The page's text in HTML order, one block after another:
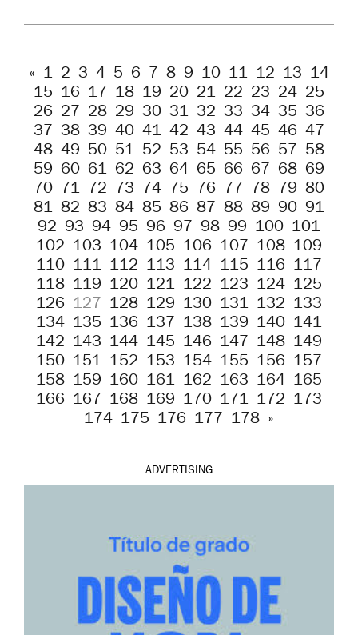
« 1 2 3 4 5 6 7 8 9 10 11 12 13 14
15 16 17 18 19 20 21 22 23 24 25
26 27 28 29 30 31 32 33 34 35 36
37 38 39 40 41 42 43 44 45 46 47
48 49 50 51 52 53 54 55 56 57
58
59 60 61 62 63 64 65 66 67 68 69
70
71 72 73 74 75 76 77 78 79 80
81 82 83 84 85 86 87 88 89 90 91
92 93 94 95 96 97 98 99 100 101
102 103 104 105 106 107 108 109
110 111 112 113 114 115 116 117
118 119 120 121 122 123 124 125
126 127 128 129 130 131 132 133
134 135 136 137 138 139 140 141
142 143 144 145 146 147 148 149
150 151 152 153 154 155 156 157
158 159 160 161 162 163 164 165
166 167 168 169 170 171 172 173
174 175 176 177 178 »
ADVERTISING